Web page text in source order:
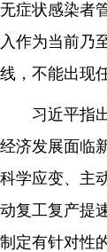
无症状感染者
入作为当前乃
线，不能出现
习近平指
经济发展面临
科学应变、主
动复工复产提
制定有针对性